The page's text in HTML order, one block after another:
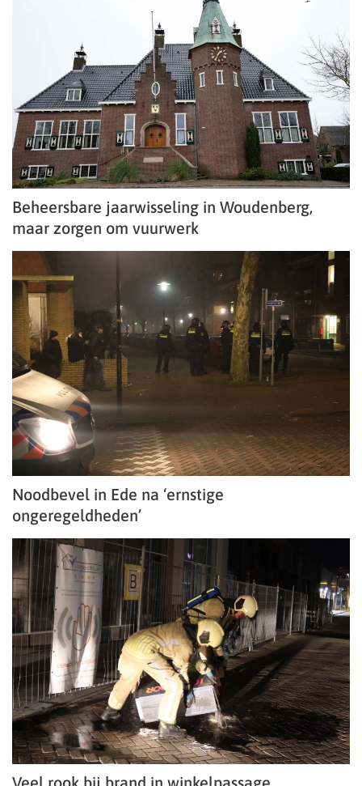
Beheersbare jaarwisseling in Woudenberg,
maar zorgen om vuurwerk
Noodbevel in Ede na ‘ernstige
ongeregeldheden’